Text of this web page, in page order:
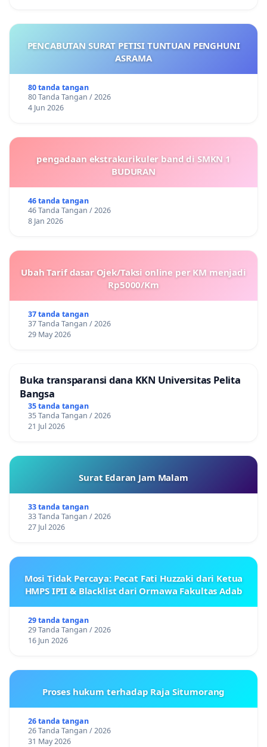
PENCABUTAN SURAT PETISI TUNTUAN PENGHUNI
ASRAMA
80 tanda tangan
80 Tanda Tangan / 2026
4 Jun 2026
pengadaan ekstrakurikuler band di SMKN 1
BUDURAN
46 tanda tangan
46 Tanda Tangan / 2026
8 Jan 2026
Ubah Tarif dasar Ojek/Taksi online per KM menjadi
Rp5000/Km
37 tanda tangan
37 Tanda Tangan / 2026
29 May 2026
Buka transparansi dana KKN Universitas Pelita
Bangsa
35 tanda tangan
35 Tanda Tangan / 2026
21 Jul 2026
Surat Edaran Jam Malam
33 tanda tangan
33 Tanda Tangan / 2026
27 Jul 2026
Mosi Tidak Percaya: Pecat Fati Huzzaki dari Ketua
HMPS IPII & Blacklist dari Ormawa Fakultas Adab
29 tanda tangan
29 Tanda Tangan / 2026
16 Jun 2026
Proses hukum terhadap Raja Situmorang
26 tanda tangan
26 Tanda Tangan / 2026
31 May 2026